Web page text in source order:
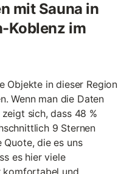
mit Sauna in
Koblenz im
Objekte in dieser Region
Wenn man die Daten
sich, dass 48 %
9 Sternen
Quote, die es uns
es hier viele
komfortabel und